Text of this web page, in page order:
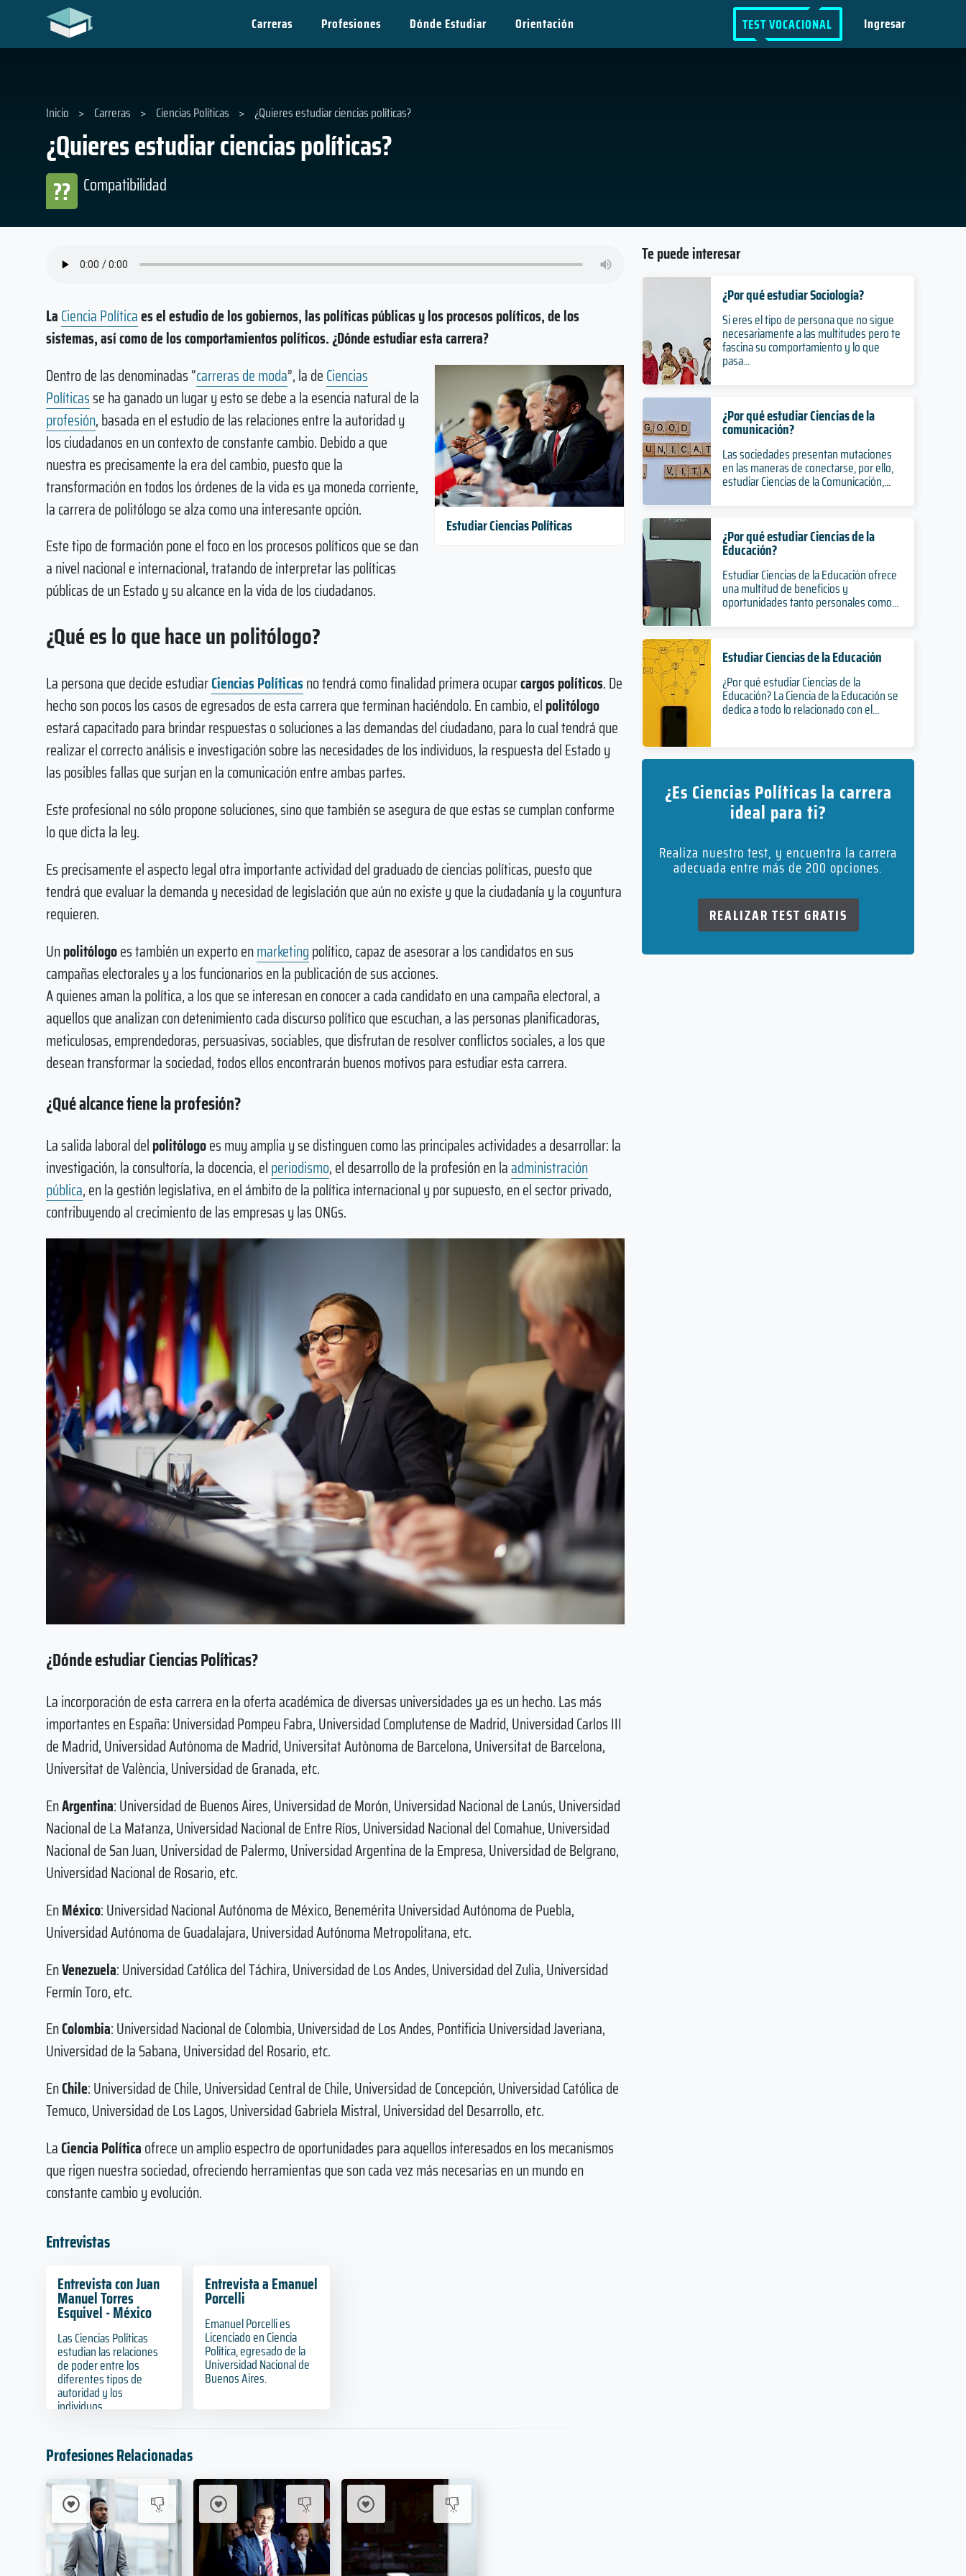
Carreras Profesiones Dónde Estudiar Orientación TEST VOCACIONAL Ingresar
¿Quieres estudiar ciencias políticas?
Compatibilidad
??
Inicio > Carreras > Ciencias Políticas > ¿Quieres estudiar ciencias políticas?
LaCiencia Políticaes el estudio de los gobiernos, las políticas públicas y los procesos políticos, de los
sistemas, así como de los comportamientos políticos. ¿Dónde estudiar esta carrera?
Estudiar Ciencias Políticas
Dentro de las denominadas “carreras de moda”, la deCiencias
Políticasse ha ganado un lugar y esto se debe a la esencia natural de la
profesión, basada en el estudio de las relaciones entre la autoridad y
los ciudadanos en un contexto de constante cambio. Debido a que
nuestra es precisamente la era del cambio, puesto que la
transformación en todos los órdenes de la vida es ya moneda corriente,
la carrera de politólogo se alza como una interesante opción.
Este tipo de formación pone el foco en los procesos políticos que se dan
a nivel nacional e internacional, tratando de interpretar las políticas
públicas de un Estado y su alcance en la vida de los ciudadanos.
¿Qué es lo que hace un politólogo?
La persona que decide estudiarCiencias Políticasno tendrá como finalidad primera ocuparcargos políticos. De
hecho son pocos los casos de egresados de esta carrera que terminan haciéndolo. En cambio, elpolitólogo
estará capacitado para brindar respuestas o soluciones a las demandas del ciudadano, para lo cual tendrá que
realizar el correcto análisis e investigación sobre las necesidades de los individuos, la respuesta del Estado y
las posibles fallas que surjan en la comunicación entre ambas partes.
Este profesional no sólo propone soluciones, sino que también se asegura de que estas se cumplan conforme
lo que dicta la ley.
Es precisamente el aspecto legal otra importante actividad del graduado de ciencias políticas, puesto que
tendrá que evaluar la demanda y necesidad de legislación que aún no existe y que la ciudadanía y la coyuntura
requieren.
Unpolitólogoes también un experto enmarketingpolítico, capaz de asesorar a los candidatos en sus
campañas electorales y a los funcionarios en la publicación de sus acciones.
A quienes aman la política, a los que se interesan en conocer a cada candidato en una campaña electoral, a
aquellos que analizan con detenimiento cada discurso político que escuchan, a las personas planificadoras,
meticulosas, emprendedoras, persuasivas, sociables, que disfrutan de resolver conflictos sociales, a los que
desean transformar la sociedad, todos ellos encontrarán buenos motivos para estudiar esta carrera.
¿Qué alcance tiene la profesión?
La salida laboral delpolitólogoes muy amplia y se distinguen como las principales actividades a desarrollar: la
investigación, la consultoría, la docencia, elperiodismo, el desarrollo de la profesión en laadministración
pública, en la gestión legislativa, en el ámbito de la política internacional y por supuesto, en el sector privado,
contribuyendo al crecimiento de las empresas y las ONGs.
¿Dónde estudiar Ciencias Políticas?
La incorporación de esta carrera en la oferta académica de diversas universidades ya es un hecho. Las más
importantes en España: Universidad Pompeu Fabra, Universidad Complutense de Madrid, Universidad Carlos III
de Madrid, Universidad Autónoma de Madrid, Universitat Autònoma de Barcelona, Universitat de Barcelona,
Universitat de València, Universidad de Granada, etc.
EnArgentina: Universidad de Buenos Aires, Universidad de Morón, Universidad Nacional de Lanús, Universidad
Nacional de La Matanza, Universidad Nacional de Entre Ríos, Universidad Nacional del Comahue, Universidad
Nacional de San Juan, Universidad de Palermo, Universidad Argentina de la Empresa, Universidad de Belgrano,
Universidad Nacional de Rosario, etc.
EnMéxico: Universidad Nacional Autónoma de México, Benemérita Universidad Autónoma de Puebla,
Universidad Autónoma de Guadalajara, Universidad Autónoma Metropolitana, etc.
EnVenezuela: Universidad Católica del Táchira, Universidad de Los Andes, Universidad del Zulia, Universidad
Fermín Toro, etc.
EnColombia: Universidad Nacional de Colombia, Universidad de Los Andes, Pontificia Universidad Javeriana,
Universidad de la Sabana, Universidad del Rosario, etc.
EnChile: Universidad de Chile, Universidad Central de Chile, Universidad de Concepción, Universidad Católica de
Temuco, Universidad de Los Lagos, Universidad Gabriela Mistral, Universidad del Desarrollo, etc.
LaCiencia Políticaofrece un amplio espectro de oportunidades para aquellos interesados en los mecanismos
que rigen nuestra sociedad, ofreciendo herramientas que son cada vez más necesarias en un mundo en
constante cambio y evolución.
Entrevistas
Entrevista con Juan
Manuel Torres
Esquivel - México
Las Ciencias Políticas
estudian las relaciones
de poder entre los
diferentes tipos de
autoridad y los
individuos.
Entrevista a Emanuel
Porcelli
Emanuel Porcelli es
Licenciado en Ciencia
Política, egresado de la
Universidad Nacional de
Buenos Aires.
Profesiones Relacionadas
Te puede interesar
¿Por qué estudiar Sociología?
Si eres el tipo de persona que no sigue
necesariamente a las multitudes pero te
fascina su comportamiento y lo que
pasa...
¿Por qué estudiar Ciencias de la
comunicación?
Las sociedades presentan mutaciones
en las maneras de conectarse, por ello,
estudiar Ciencias de la Comunicación,...
¿Por qué estudiar Ciencias de la
Educación?
Estudiar Ciencias de la Educación ofrece
una multitud de beneficios y
oportunidades tanto personales como...
Estudiar Ciencias de la Educación
¿Por qué estudiar Ciencias de la
Educación? La Ciencia de la Educación se
dedica a todo lo relacionado con el...
¿Es Ciencias Políticas la carrera
ideal para ti?
Realiza nuestro test, y encuentra la carrera
adecuada entre más de 200 opciones.
REALIZAR TEST GRATIS